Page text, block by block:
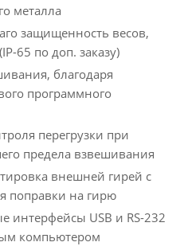
металла
защищенность весов,
65 по доп. заказу)
благодаря
программного
перегрузки при
предела взвешивания
внешней гирей с
поправки на гирю
интерфейсы USB и RS-232
компьютером